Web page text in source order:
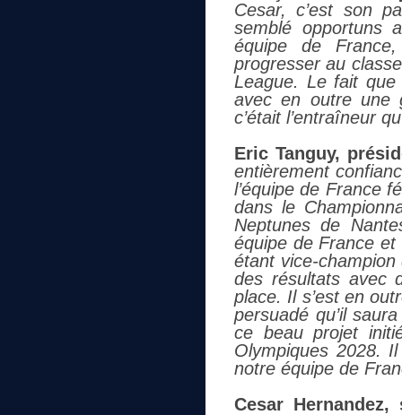
Cesar, c’est son
semblé opportuns
équipe de
progresser au
League. Le fait
avec en outre une
c’était l’entraîneur
Eric Tanguy,
entièrement
l’équipe de France
dans le
Neptunes de
équipe de France
étant vice-champion
des résultats avec
place. Il s’est en
persuadé qu’il
ce beau projet
Olympiques 2028.
notre équipe de
Cesar